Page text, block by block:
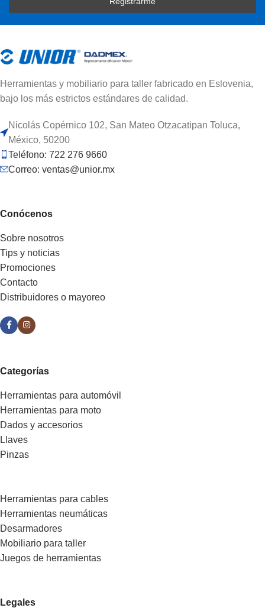
Herramientas y mobiliario para taller fabricado en Eslovenia,
bajo los más estrictos estándares de calidad.
Nicolás Copérnico 102, San Mateo Otzacatipan Toluca,
México, 50200
Teléfono: 722 276 9660
Correo: ventas@unior.mx
Conócenos
Sobre nosotros
Tips y noticias
Promociones
Contacto
Distribuidores o mayoreo
Categorías
Herramientas para automóvil
Herramientas para moto
Dados y accesorios
Llaves
Pinzas
Herramientas para cables
Herramientas neumáticas
Desarmadores
Mobiliario para taller
Juegos de herramientas
Legales